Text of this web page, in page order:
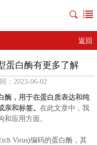
返回
蛋白酶有更多了解
：2023-06-02
酶，用于在蛋白质表达和纯
亲和标签。在此文章中，我
应用方面。
Virus)编码的蛋白酶，其